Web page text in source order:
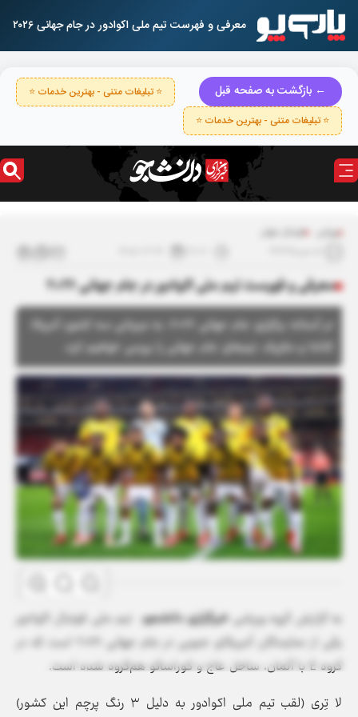
معرفی و فهرست تیم ملی اکوادور در جام جهانی ۲۰۲۶
← بازگشت به صفحه قبل
⭐ تبلیغات متنی - بهترین خدمات ⭐
⭐ تبلیغات متنی - بهترین خدمات ⭐